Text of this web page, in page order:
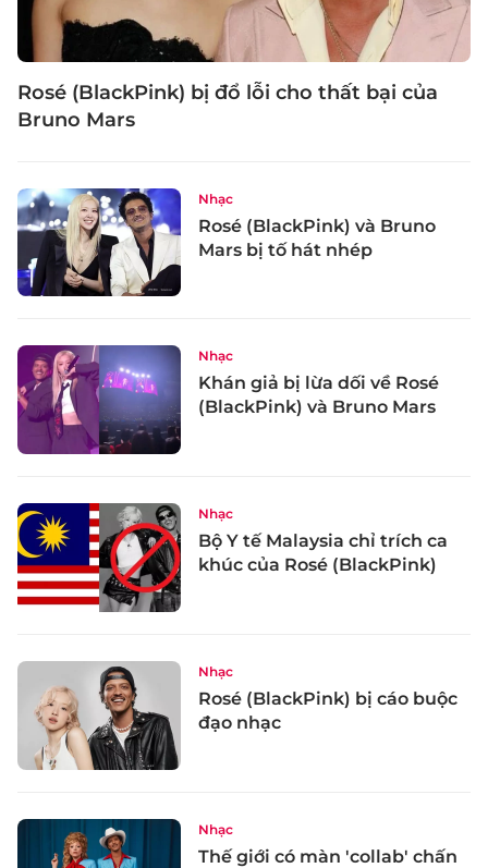
Rosé (BlackPink) bị đổ lỗi cho thất bại của
Bruno Mars
Nhạc
Rosé (BlackPink) và Bruno
Mars bị tố hát nhép
Nhạc
Khán giả bị lừa dối về Rosé
(BlackPink) và Bruno Mars
Nhạc
Bộ Y tế Malaysia chỉ trích ca
khúc của Rosé (BlackPink)
Nhạc
Rosé (BlackPink) bị cáo buộc
đạo nhạc
Nhạc
Thế giới có màn 'collab' chấn